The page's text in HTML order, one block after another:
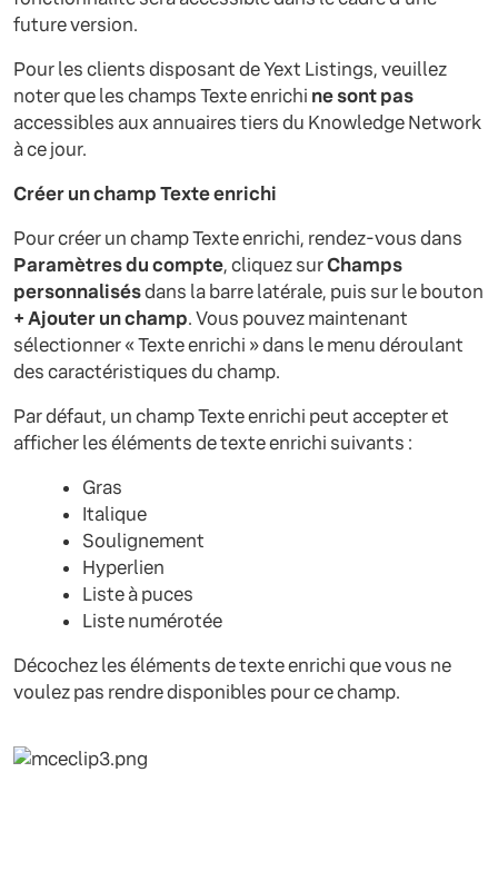
future version.
Pour les clients disposant de Yext Listings, veuillez
noter que les champs Texte enrichi ne sont pas
accessibles aux annuaires tiers du Knowledge Network
à ce jour.
Créer un champ Texte enrichi
Pour créer un champ Texte enrichi, rendez-vous dans
Paramètres du compte, cliquez surChamps
personnalisésdans la barre latérale, puis sur le bouton
+ Ajouter un champ. Vous pouvez maintenant
sélectionner « Texte enrichi » dans le menu déroulant
des caractéristiques du champ.
Par défaut, un champ Texte enrichi peut accepter et
afficher les éléments de texte enrichi suivants :
Gras
Italique
Soulignement
Hyperlien
Liste à puces
Liste numérotée
Décochez les éléments de texte enrichi que vous ne
voulez pas rendre disponibles pour ce champ.